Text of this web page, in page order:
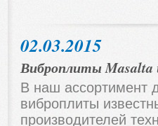
02.03.2015
Виброплиты Masalta
В наш ассортимент
виброплиты
производителей